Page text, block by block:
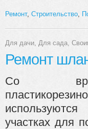
Ремонт, Строительство,
Для дачи, Для сада,
Ремонт
Со
участках для